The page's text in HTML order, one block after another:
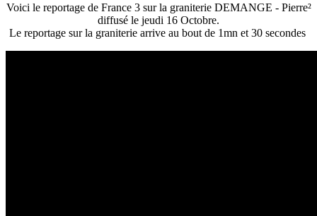
Voici le reportage de France 3 sur la graniterie DEMANGE - Pierre²
diffusé le jeudi 16 Octobre.
Le reportage sur la graniterie arrive au bout de 1mn et 30 secondes